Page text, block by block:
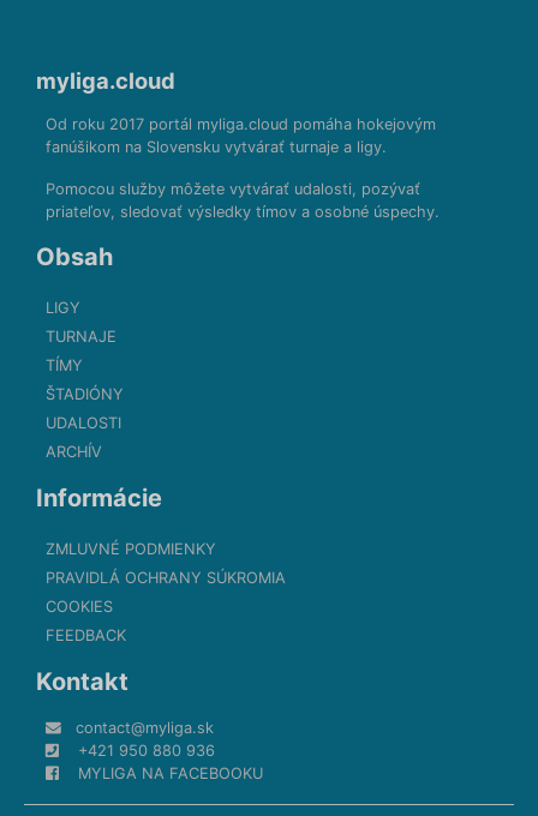
myliga.cloud
Od roku 2017 portál myliga.cloud pomáha hokejovým
fanúšikom na Slovensku vytvárať turnaje a ligy.
Pomocou služby môžete vytvárať udalosti, pozývať
priateľov, sledovať výsledky tímov a osobné úspechy.
Obsah
LIGY
TURNAJE
TÍMY
ŠTADIÓNY
UDALOSTI
ARCHÍV
Informácie
ZMLUVNÉ PODMIENKY
PRAVIDLÁ OCHRANY SÚKROMIA
COOKIES
FEEDBACK
Kontakt
contact@myliga.sk
+421 950 880 936
MYLIGA NA FACEBOOKU